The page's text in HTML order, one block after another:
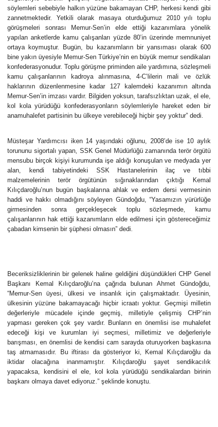
söylemleri sebebiyle halkın yüzüne bakamayan CHP, herkesi kendi gibi
zannetmektedir. Yetkili olarak masaya oturduğumuz 2010 yılı toplu
görüşmeleri sonrası Memur-Sen’in elde ettiği kazanımlara yönelik
yapılan anketlerde kamu çalışanları yüzde 80’in üzerinde memnuniyet
ortaya koymuştur. Bugün, bu kazanımların bir yansıması olarak 600
bine yakın üyesiyle Memur-Sen Türkiye’nin en büyük memur sendikaları
konfederasyonudur. Toplu görüşme priminden aile yardımına, sözleşmeli
kamu çalışanlarının kadroya alınmasına, 4-C’lilerin mali ve özlük
haklarının düzenlenmesine kadar 127 kalemdeki kazanımın altında
Memur-Sen’in imzası vardır. Bilgiden yoksun, tarafsızlıktan uzak, el ele,
kol kola yürüdüğü konfederasyonların söylemleriyle hareket eden bir
anamuhalefet partisinin bu ülkeye verebileceği hiçbir şey yoktur” dedi.
Müsteşar Yardımcısı iken 14 yaşındaki oğlunu, 2008’de ise 10 aylık
torununu sigortalı yapan, SSK Genel Müdürlüğü zamanında terör örgütü
mensubu birçok kişiyi kurumunda işe aldığı konuşulan ve medyada yer
alan, kendi tabiyetindeki SSK Hastanelerinin ilaç ve tıbbi
malzemelerinin terör örgütünün sığınaklarından çıktığı Kemal
Kılıçdaroğlu’nun bugün başkalarına ahlak ve erdem dersi vermesinin
haddi ve hakkı olmadığını söyleyen Gündoğdu, “Yasamızın yürürlüğe
girmesinden sonra gerçekleşecek toplu sözleşmede, kamu
çalışanlarının hak ettiği kazanımların elde edilmesi için göstereceğimiz
çabadan kimsenin bir şüphesi olmasın” dedi.
Beceriksizliklerinin bir gelenek haline geldiğini düşündükleri CHP Genel
Başkanı Kemal Kılıçdaroğlu’na çağrıda bulunan Ahmet Gündoğdu,
“Memur-Sen üyesi, ülkesi ve insanlık için çalışmaktadır. Üyesinin,
ülkesinin yüzüne bakamayacağı hiçbir icraatı yoktur. Geçmişi milletin
değerleriyle mücadele içinde geçmiş, milletiyle çelişmiş CHP’nin
yapması gereken çok şey vardır. Bunların en önemlisi ise muhalefet
edeceği kişi ve kurumları iyi seçmesi, milletimiz ve değerleriyle
barışması, en önemlisi de kendisi cam sarayda oturuyorken başkasına
taş atmamasıdır. Bu iftirası da gösteriyor ki, Kemal Kılıçdaroğlu da
iktidar olacağına inanmamıştır. Kılıçdaroğlu şayet sendikacılık
yapacaksa, kendisini el ele, kol kola yürüdüğü sendikalardan birinin
başkanı olmaya davet ediyoruz.” şeklinde konuştu.